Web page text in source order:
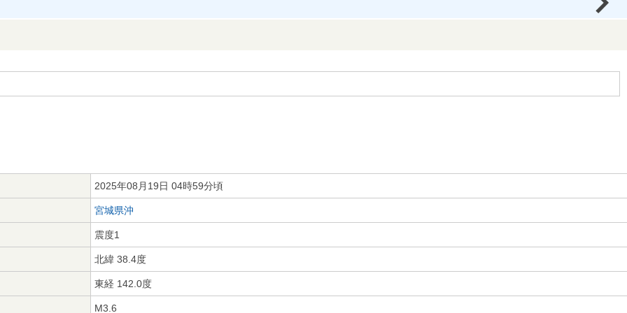
2025年08月19日 04時59分頃
宮城県沖
震度1
北緯 38.4度
東経 142.0度
M3.6